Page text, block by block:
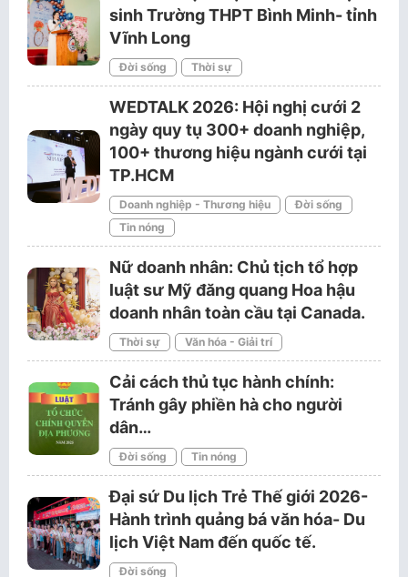
sinh Trường THPT Bình Minh- tỉnh
Vĩnh Long
Đời sống Thời sự
WEDTALK 2026: Hội nghị cưới 2
ngày quy tụ 300+ doanh nghiệp,
100+ thương hiệu ngành cưới tại
TP.HCM
Doanh nghiệp - Thương hiệu
Đời sống
Tin nóng
Nữ doanh nhân: Chủ tịch tổ hợp
luật sư Mỹ đăng quang Hoa hậu
doanh nhân toàn cầu tại Canada.
Thời sự Văn hóa - Giải trí
Cải cách thủ tục hành chính:
Tránh gây phiền hà cho người
dân…
Đời sống Tin nóng
Đại sứ Du lịch Trẻ Thế giới 2026-
Hành trình quảng bá văn hóa- Du
lịch Việt Nam đến quốc tế.
Đời sống